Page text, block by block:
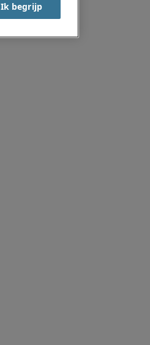
Ik begrijp